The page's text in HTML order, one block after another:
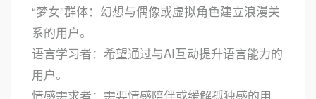
“梦女”群体：幻想与偶像或虚拟角色建立浪漫关
系的用户。
语言学习者：希望通过与AI互动提升语言能力的
用户。
情感需求者：需要情感陪伴或缓解孤独感的用